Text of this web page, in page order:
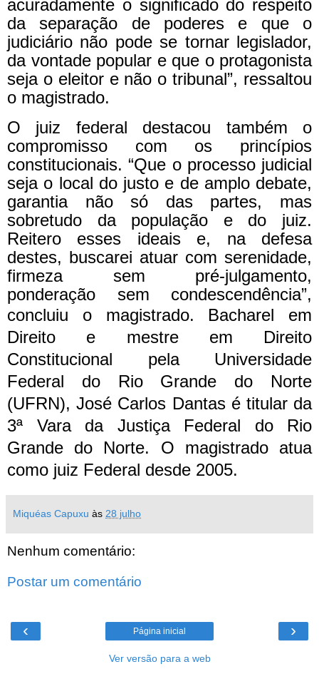
acuradamente o significado do respeito
da separação de poderes e que o
judiciário não pode se tornar legislador,
da vontade popular e que o protagonista
seja o eleitor e não o tribunal”, ressaltou
o magistrado.
O juiz federal destacou também o
compromisso com os princípios
constitucionais. “Que o processo judicial
seja o local do justo e de amplo debate,
garantia não só das partes, mas
sobretudo da população e do juiz.
Reitero esses ideais e, na defesa
destes, buscarei atuar com serenidade,
firmeza sem pré-julgamento,
ponderação sem condescendência”,
concluiu o magistrado. Bacharel em
Direito e mestre em Direito
Constitucional pela Universidade
Federal do Rio Grande do Norte
(UFRN), José Carlos Dantas é titular da
3ª Vara da Justiça Federal do Rio
Grande do Norte. O magistrado atua
como juiz Federal desde 2005.
Miquéas Capuxu às 28 julho
Nenhum comentário:
Postar um comentário
‹ ›
Página inicial
Ver versão para a web